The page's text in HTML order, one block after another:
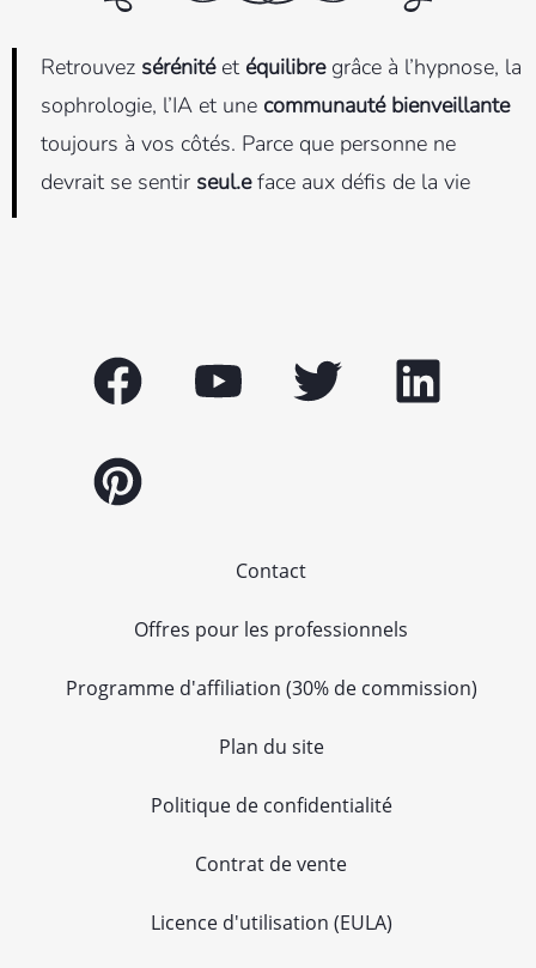
Retrouvez sérénité et équilibre grâce à l’hypnose, la
sophrologie, l’IA et une communauté bienveillante
toujours à vos côtés. Parce que personne ne
devrait se sentir seul.eface aux défis de la vie
Contact
Offres pour les professionnels
Programme d'affiliation (30% de commission)
Plan du site
Politique de confidentialité
Contrat de vente
Licence d'utilisation (EULA)